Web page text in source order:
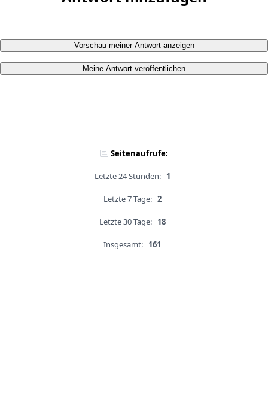
Vorschau meiner Antwort anzeigen
Meine Antwort veröffentlichen
Seitenaufrufe:
Letzte 24 Stunden: 1
Letzte 7 Tage: 2
Letzte 30 Tage: 18
Insgesamt: 161